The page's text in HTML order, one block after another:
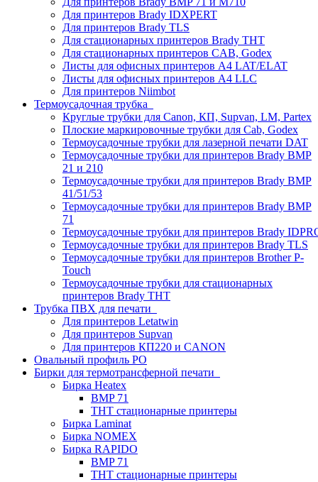
Для принтеров Brady IDXPERT
Для принтеров Brady TLS
Для стационарных принтеров Brady THT
Для стационарных принтеров CAB, Godex
Листы для офисных принтеров А4 LAT/ELAT
Листы для офисных принтеров А4 LLC
Для принтеров Niimbot
Термоусадочная трубка
Круглые трубки для Canon, КП, Supvan, LM, Partex
Плоские маркировочные трубки для Cab, Godex
Термоусадочные трубки для лазерной печати DAT
Термоусадочные трубки для принтеров Brady BMP
21 и 210
Термоусадочные трубки для принтеров Brady BMP
41/51/53
Термоусадочные трубки для принтеров Brady BMP
71
Термоусадочные трубки для принтеров Brady
Термоусадочные трубки для принтеров Brady TLS
Термоусадочные трубки для принтеров Brother P-
Touch
Термоусадочные трубки для стационарных
принтеров Brady THT
Трубка ПВХ для печати
Для принтеров Letatwin
Для принтеров Supvan
Для принтеров КП220 и CANON
Овальный профиль PO
Бирки для термотрансферной печати
Бирка Heatex
BMP 71
THT стационарные принтеры
Бирка Laminat
Бирка NOMEX
Бирка RAPIDO
BMP 71
THT стационарные принтеры